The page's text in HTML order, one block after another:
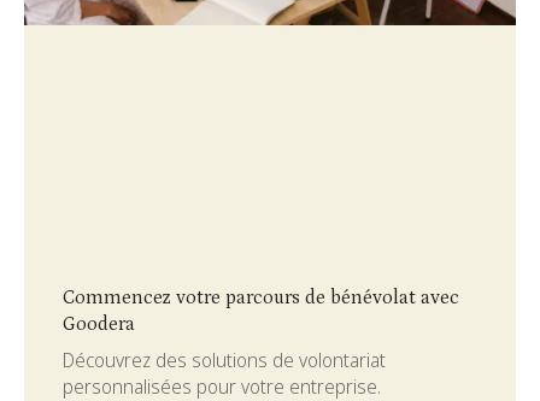
Commencez votre parcours de bénévolat avec
Goodera
Découvrez des solutions de volontariat
personnalisées pour votre entreprise.